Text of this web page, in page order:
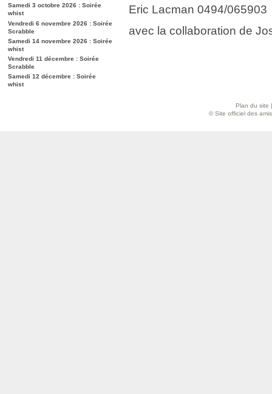
Samedi 3 octobre 2026 : Soirée
whist
Vendredi 6 novembre 2026 : Soirée
Scrabble
Samedi 14 novembre 2026 : Soirée
whist
Vendredi 11 décembre : Soirée
Scrabble
Samedi 12 décembre : Soirée
whist
Eric Lacman 0494/065903
avec la collaboration de
Plan du site
© Site officiel des